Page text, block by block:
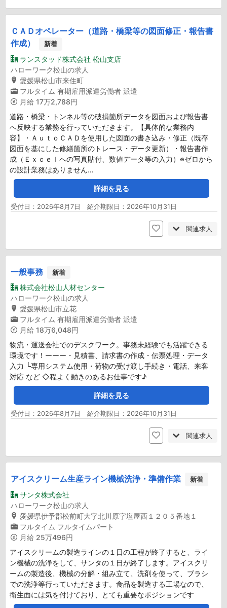
ＣＡＤオペレーター（道路・橋梁等の図面修正・報告書
作成）
新着
ランスタッド株式会社 松山支店
ハローワーク松山の求人
愛媛県松山市来住町
フルタイム 有期雇用派遣労働者 派遣
月給 17万2,788円
道路・橋梁・トンネル等の破損箇所データを図面および報告書
へ反映する業務を行っていただきます。【具体的な業務内
容】・ＡｕｔｏＣＡＤを使用した図面の書き込み・修正（既存
図面を基にした修繕箇所のトレース・データ更新）・報告書作
成（Ｅｘｃｅｌへの写真貼付、数値データ等の入力）※ゼロから
の設計業務はありません…
詳細を見る
受付日：2026年8月7日 紹介期限日：2026年10月31日
関連求人
一般事務 新着
株式会社松山人材センター
ハローワーク松山の求人
愛媛県松山市立花
フルタイム 有期雇用派遣労働者 派遣
月給 18万6,048円
物流・運送会社でのデスクワーク。事務未経験でも活躍できる
環境です！ーーー・見積書、請求書の作成・伝票処理・データ
入力 └専用システム使用・荷物の受け渡し手続き・電話、来客
対応 など ◇程よく動きのあるお仕事です♪
詳細を見る
受付日：2026年8月7日 紹介期限日：2026年10月31日
関連求人
アイスクリーム生産ライン機械洗浄・準備作業 新着
サンタ株式会社
ハローワーク松山の求人
愛媛県伊予郡松前町大字北川原字塩屋西１２０５番地１
フルタイム フルタイムパート
月給 25万496円
アイスクリームの製造ラインの１日の工程が終了すると、ライ
ン機械の洗浄をして、サンタの１日が終了します。アイスクリ
ームの製造後、機械の分解・組み立て、洗剤を使って、ブラシ
での洗浄等行っていただきます。食品を製造する工場なので、
衛生面には気を付けており、とても重要なポジションです